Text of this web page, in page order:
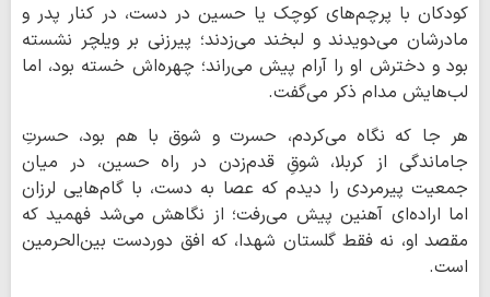
کودکان با پرچم‌های کوچک یا حسین در دست، در کنار پدر و
مادرشان می‌دویدند و لبخند می‌زدند؛ پیرزنی بر ویلچر نشسته
بود و دخترش او را آرام پیش می‌راند؛ چهره‌اش خسته بود، اما
لب‌هایش مدام ذکر می‌گفت.
هر جا که نگاه می‌کردم، حسرت و شوق با هم بود، حسرتِ
جاماندگی از کربلا، شوقِ قدم‌زدن در راه حسین، در میان
جمعیت پیرمردی را دیدم که عصا به دست، با گام‌هایی لرزان
اما اراده‌ای آهنین پیش می‌رفت؛ از نگاهش می‌شد فهمید که
مقصد او، نه فقط گلستان شهدا، که افق دوردست بین‌الحرمین
است.